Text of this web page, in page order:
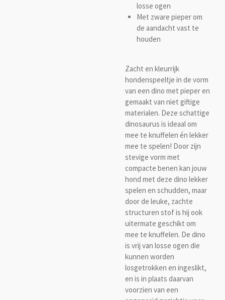
losse ogen
Met zware pieper om
de aandacht vast te
houden
Zacht en kleurrijk
hondenspeeltje in de vorm
van een dino met pieper en
gemaakt van niet giftige
materialen. Deze schattige
dinosaurus is ideaal om
mee te knuffelen én lekker
mee te spelen! Door zijn
stevige vorm met
compacte benen kan jouw
hond met deze dino lekker
spelen en schudden, maar
door de leuke, zachte
structuren stof is hij ook
uitermate geschikt om
mee te knuffelen. De dino
is vrij van losse ogen die
kunnen worden
losgetrokken en ingeslikt,
en is in plaats daarvan
voorzien van een